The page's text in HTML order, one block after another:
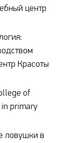
центр
Красоты
of
primary
ловушки в